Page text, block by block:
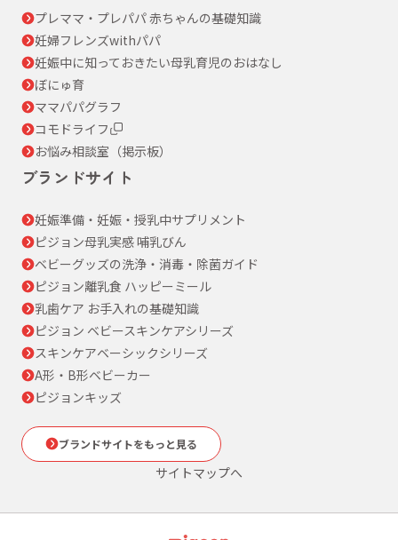
プレママ・プレパパ 赤ちゃんの基礎知識
妊婦フレンズwithパパ
妊娠中に知っておきたい母乳育児のおはなし
ぼにゅ育
ママパパグラフ
コモドライフ
お悩み相談室（掲示板）
ブランドサイト
妊娠準備・妊娠・授乳中サプリメント
ピジョン母乳実感 哺乳びん
ベビーグッズの洗浄・消毒・除菌ガイド
ピジョン離乳食 ハッピーミール
乳歯ケア お手入れの基礎知識
ピジョン ベビースキンケアシリーズ
スキンケアベーシックシリーズ
A形・B形ベビーカー
ピジョンキッズ
ブランドサイトをもっと見る
サイトマップへ